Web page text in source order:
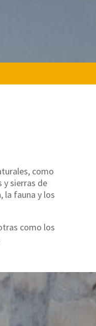
como
y sierras de
la fauna y los
como los